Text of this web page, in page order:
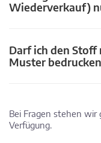
Wiederverkauf)
Darf ich den
Muster
Bei Fragen stehen wir
Verfügung.